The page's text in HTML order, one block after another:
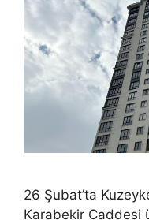
26 Şubat’ta
Karabekir Caddesi